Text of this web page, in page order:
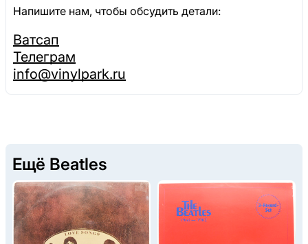
Напишите нам, чтобы обсудить детали:
Ватсап
Телеграм
info@vinylpark.ru
Ещё Beatles